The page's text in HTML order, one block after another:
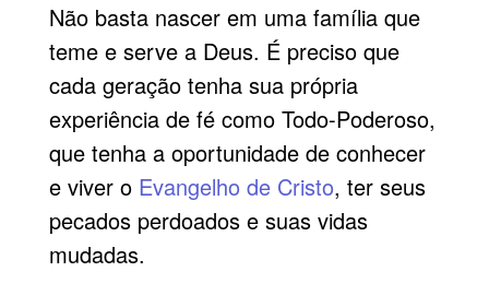
Não basta nascer em uma família que
teme e serve a Deus. É preciso que
cada geração tenha sua própria
experiência de fé como Todo-Poderoso,
que tenha a oportunidade de conhecer
e viver o Evangelho de Cristo, ter seus
pecados perdoados e suas vidas
mudadas.